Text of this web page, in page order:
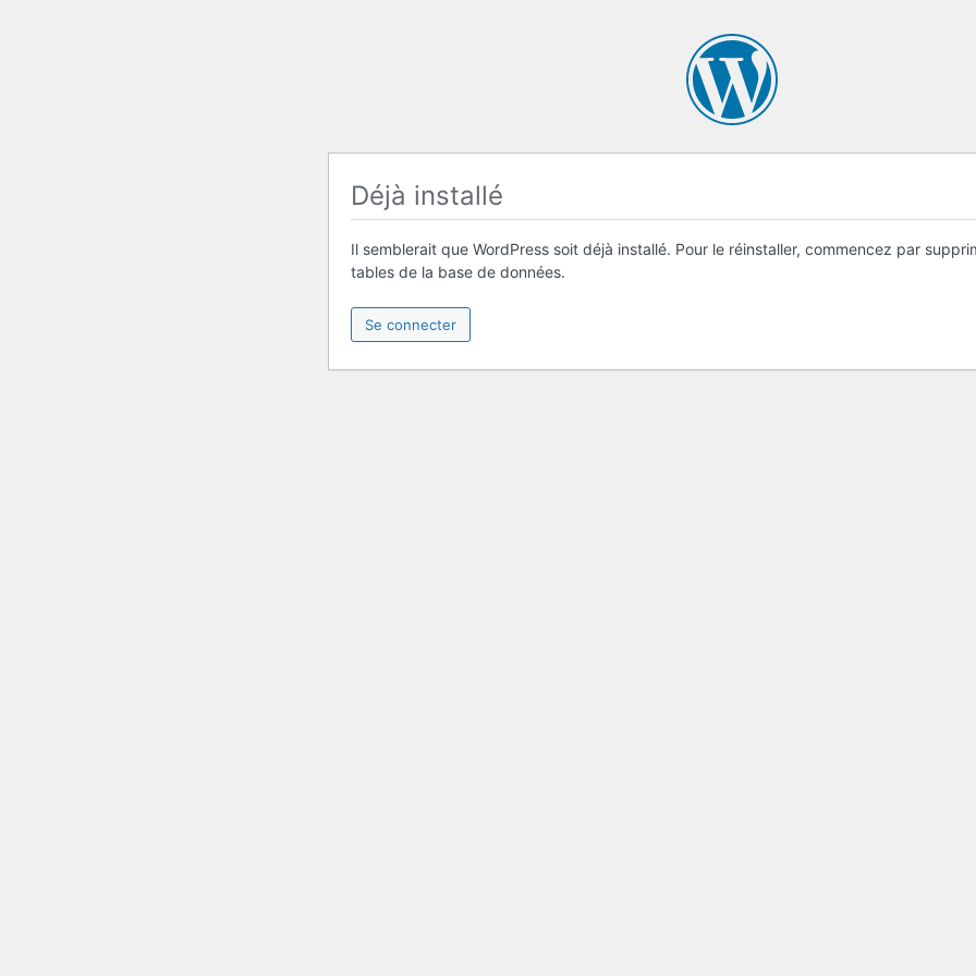
Déjà installé
Il semblerait que WordPress soit déjà installé. Pour le réinstaller, commencez par
tables de la base de données.
Se connecter